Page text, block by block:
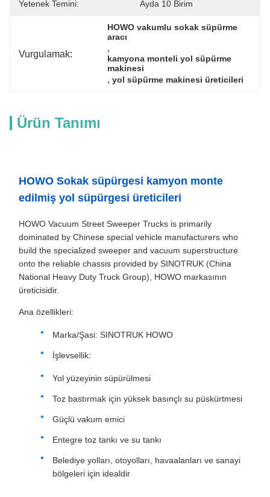
Yetenek Temini: Ayda 10 Birim
Vurgulamak:
HOWO vakumlu sokak süpürme
aracı
,
kamyona monteli yol süpürme
makinesi
, yol süpürme makinesi üreticileri
Ürün Tanımı
HOWO Sokak süpürgesi kamyon monte
edilmiş yol süpürgesi üreticileri
HOWO Vacuum Street Sweeper Trucks is primarily
dominated by Chinese special vehicle manufacturers who
build the specialized sweeper and vacuum superstructure
onto the reliable chassis provided by SINOTRUK (China
National Heavy Duty Truck Group), HOWO markasının
üreticisidir.
Ana özellikleri:
Marka/Şasi: SINOTRUK HOWO
İşlevsellik:
Yol yüzeyinin süpürülmesi
Toz bastırmak için yüksek basınçlı su püskürtmesi
Güçlü vakum emici
Entegre toz tankı ve su tankı
Belediye yolları, otoyolları, havaalanları ve sanayi
bölgeleri için idealdir